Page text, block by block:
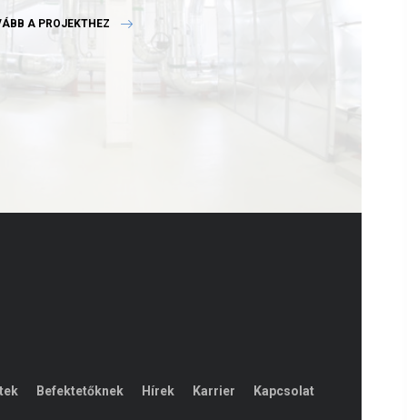
A PROJEKTHEZ
Befektetőknek Hírek Karrier Kapcsolat